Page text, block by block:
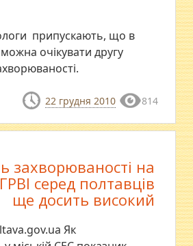
припускають, що в
очікувати другу
22 грудня 2010 814
захворюваності на
серед полтавців
ще досить високий
Як